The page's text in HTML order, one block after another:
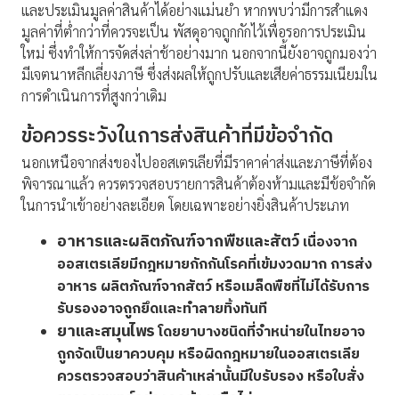
และประเมินมูลค่าสินค้าได้อย่างแม่นยำ หากพบว่ามีการสำแดง
มูลค่าที่ต่ำกว่าที่ควรจะเป็น พัสดุอาจถูกกักไว้เพื่อรอการประเมิน
ใหม่ ซึ่งทำให้การจัดส่งล่าช้าอย่างมาก นอกจากนี้ยังอาจถูกมองว่า
มีเจตนาหลีกเลี่ยงภาษี ซึ่งส่งผลให้ถูกปรับและเสียค่าธรรมเนียมใน
การดำเนินการที่สูงกว่าเดิม
ข้อควรระวังในการส่งสินค้าที่มีข้อจำกัด
นอกเหนือจากส่งของไปออสเตรเลียที่มีราคาค่าส่งและภาษีที่ต้อง
พิจารณาแล้ว ควรตรวจสอบรายการสินค้าต้องห้ามและมีข้อจำกัด
ในการนำเข้าอย่างละเอียด โดยเฉพาะอย่างยิ่งสินค้าประเภท
อาหารและผลิตภัณฑ์จากพืชและสัตว์เนื่องจาก
ออสเตรเลียมีกฎหมายกักกันโรคที่เข้มงวดมาก การส่ง
อาหาร ผลิตภัณฑ์จากสัตว์ หรือเมล็ดพืชที่ไม่ได้รับการ
รับรองอาจถูกยึดและทำลายทิ้งทันที
ยาและสมุนไพรโดยยาบางชนิดที่จำหน่ายในไทยอาจ
ถูกจัดเป็นยาควบคุม หรือผิดกฎหมายในออสเตรเลีย
ควรตรวจสอบว่าสินค้าเหล่านั้นมีใบรับรอง หรือใบสั่ง